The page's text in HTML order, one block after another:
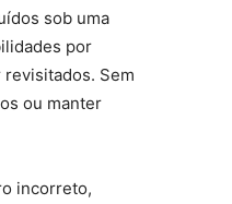
sob uma
por
Sem
ou manter
incorreto,